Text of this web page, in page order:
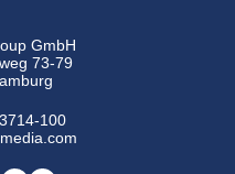
GmbH
73-79
100